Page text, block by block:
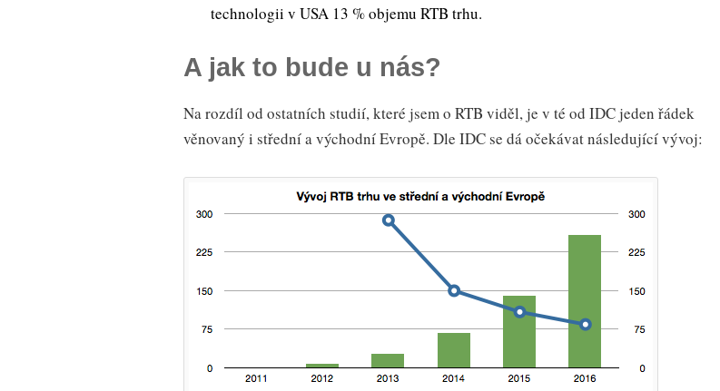
technologii v USA 13 % objemu RTB trhu.
A jak to bude u nás?
Na rozdíl od ostatních studií, které jsem o RTB viděl, je v té od IDC jeden řádek
věnovaný i střední a východní Evropě. Dle IDC se dá očekávat následující vývoj: